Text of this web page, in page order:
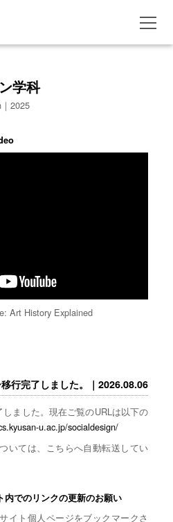
学科
2025
Art History Explained
行完了しました。｜2026.08.06
ました。現在ご覧のURLは以下の
u.ac.jp/socialdesign/
いては、こちらへ自動転送してい
内でのリンクの更新のお願い
イト個人ページをブックマークさ